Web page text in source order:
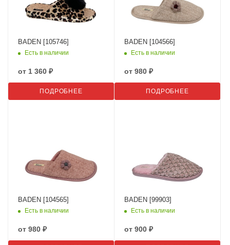
BADEN [105746]
Есть в наличии
от 1 360 ₽
ПОДРОБНЕЕ
BADEN [104566]
Есть в наличии
от 980 ₽
ПОДРОБНЕЕ
BADEN [104565]
Есть в наличии
от 980 ₽
BADEN [99903]
Есть в наличии
от 900 ₽